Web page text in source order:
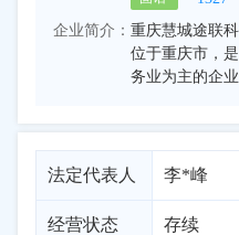
企业简介： 重庆慧城途联
位于重庆市，
务业为主的企
法定代表人 李*峰
经营状态 存续